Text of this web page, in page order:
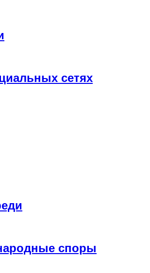
сетях
споры